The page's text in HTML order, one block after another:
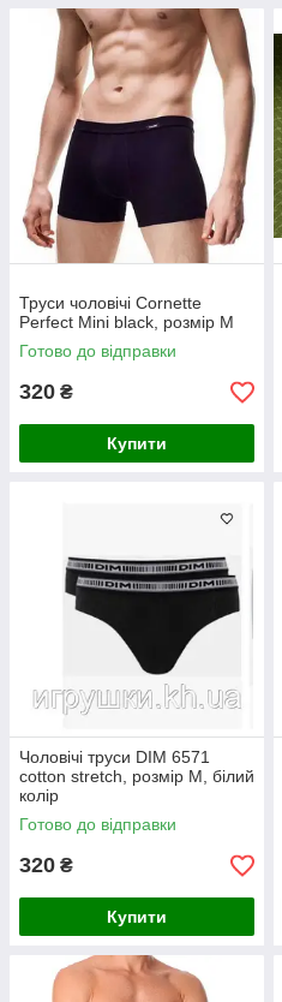
Труси чоловічі Cornette
Perfect Mini black, розмір M
Готово до відправки
320 ₴
Купити
Чоловічі труси DIM 6571
cotton stretch, розмір M, білий
колір
Готово до відправки
320 ₴
Купити